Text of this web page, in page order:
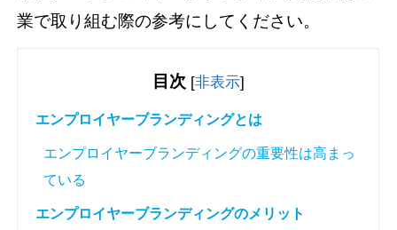
業で取り組む際の参考にしてください。
目次 [非表示]
エンプロイヤーブランディングとは
エンプロイヤーブランディングの重要性は高まっ
ている
エンプロイヤーブランディングのメリット